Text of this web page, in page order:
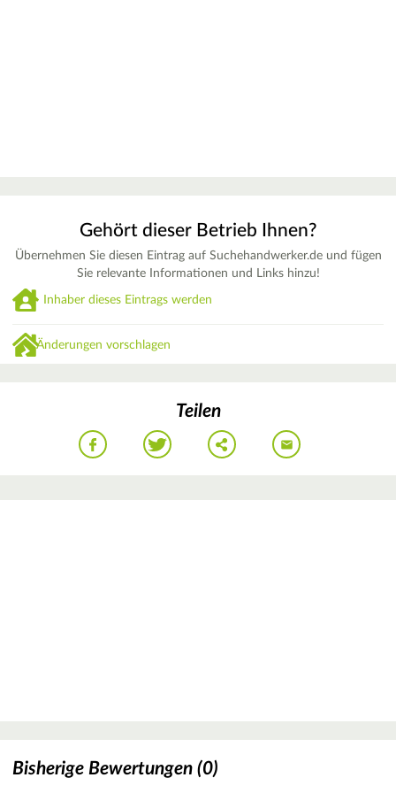
Gehört dieser Betrieb Ihnen?
Übernehmen Sie diesen Eintrag auf Suchehandwerker.de und fügen
Sie relevante Informationen und Links hinzu!
Inhaber dieses Eintrags werden
Änderungen vorschlagen
Teilen
Bisherige Bewertungen (0)